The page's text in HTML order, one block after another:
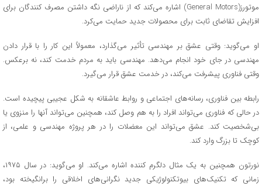
موتورز(General Motors) اشاره می‌کند که از ناراضی نگه داشتن مصرف کنندگان برای
افزایش تقاضای ثابت برای محصولات جدید حمایت می‌کرد.
او می‌گوید: وقتی عشق بر مهندسی تأثیر می‌گذارد، معمولاً این کار را با قرار دادن
مهندسی در جای خود انجام می‌دهد. مهندسی باید به مردم خدمت کند، نه برعکس.
وقتی فناوری پیشرفت می‌کند، در خدمت عشق قرار می‌گیرد.
رابطه بین فناوری، رسانه‌های اجتماعی و روابط عاشقانه به شکل عجیبی پیچیده است.
در حالی که فناوری می‌تواند افراد را به هم وصل کند، همچنین می‌تواند آنها را منزوی یا
بی‌شخصیت کند. عشق می‌تواند این معضلات را در هر پروژه مهندسی و علمی، از
کوچک تا بزرگ وارد کند.
نورتون همچنین به یک مثال دلگرم کننده اشاره می‌کند. او می‌گوید: در سال ۱۹۷۵،
زمانی که تکنیک‌های بیوتکنولوژیکی جدید نگرانی‌های اخلاقی را برانگیخته بود،